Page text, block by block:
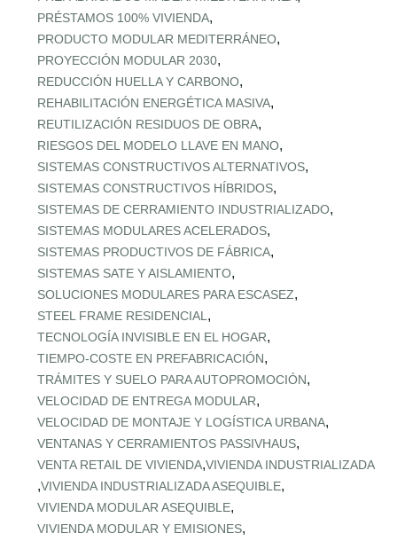
PRÉSTAMOS 100% VIVIENDA,
PRODUCTO MODULAR MEDITERRÁNEO,
PROYECCIÓN MODULAR 2030,
REDUCCIÓN HUELLA Y CARBONO,
REHABILITACIÓN ENERGÉTICA MASIVA,
REUTILIZACIÓN RESIDUOS DE OBRA,
RIESGOS DEL MODELO LLAVE EN MANO,
SISTEMAS CONSTRUCTIVOS ALTERNATIVOS,
SISTEMAS CONSTRUCTIVOS HÍBRIDOS,
SISTEMAS DE CERRAMIENTO INDUSTRIALIZADO,
SISTEMAS MODULARES ACELERADOS,
SISTEMAS PRODUCTIVOS DE FÁBRICA,
SISTEMAS SATE Y AISLAMIENTO,
SOLUCIONES MODULARES PARA ESCASEZ,
STEEL FRAME RESIDENCIAL ,
TECNOLOGÍA INVISIBLE EN EL HOGAR,
TIEMPO‑COSTE EN PREFABRICACIÓN,
TRÁMITES Y SUELO PARA AUTOPROMOCIÓN,
VELOCIDAD DE ENTREGA MODULAR,
VELOCIDAD DE MONTAJE Y LOGÍSTICA URBANA,
VENTANAS Y CERRAMIENTOS PASSIVHAUS,
VENTA RETAIL DE VIVIENDA,VIVIENDA INDUSTRIALIZADA
,VIVIENDA INDUSTRIALIZADA ASEQUIBLE,
VIVIENDA MODULAR ASEQUIBLE,
VIVIENDA MODULAR Y EMISIONES,